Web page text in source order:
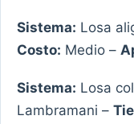
Sistema: Losa
Costo: Medio –
Sistema: Losa
Lambramani –